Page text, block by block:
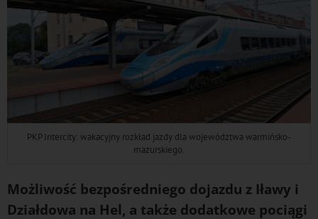
PKP Intercity: wakacyjny rozkład jazdy dla województwa warmińsko-
mazurskiego.
Możliwość bezpośredniego dojazdu z Iławy i
Działdowa na Hel, a także dodatkowe pociągi